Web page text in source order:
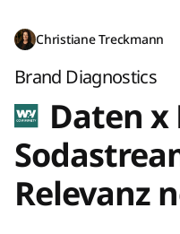
Christiane Treckmann
Brand Diagnostics
Daten x
Relevanz